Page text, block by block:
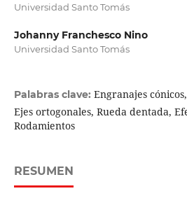
Universidad Santo Tomás
Johanny Franchesco Nino
Universidad Santo Tomás
Palabras clave: Engranajes
Ejes ortogonales, Rueda dentada,
Rodamientos
RESUMEN